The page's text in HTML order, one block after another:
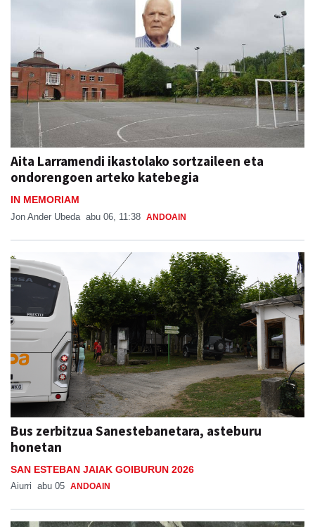
Aita Larramendi ikastolako sortzaileen eta
ondorengoen arteko katebegia
IN MEMORIAM
Jon Ander Ubeda abu 06, 11:38 ANDOAIN
Bus zerbitzua Sanestebanetara, asteburu
honetan
SAN ESTEBAN JAIAK GOIBURUN 2026
Aiurri abu 05 ANDOAIN